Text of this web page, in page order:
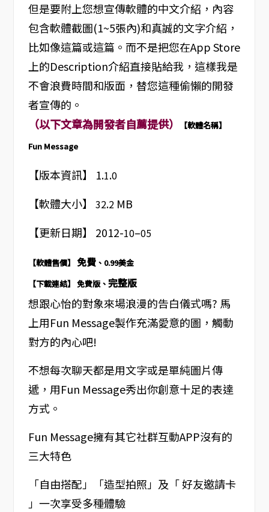
但是要附上您想宣傳軟體的中文介紹，內容
包含軟體截圖(1~5張內)和真誠的文字介紹，
比如像這篇或這篇。而不是把您在App Store
上的Description介紹直接貼給我，這樣我是
不會浪費時間和版面，替您這種偷懶的開發
者宣傳的。
（以下文章為開發者自薦提供）
【軟體名稱】
Fun Message
【版本資訊】 1.1.0
【軟體大小】 32.2MB
【更新日期】 2012-10–05
【軟體售價】 免費、0.99美金
【下載連結】 免費版、 完整版
想跟心怡的對象來場浪漫的告白儀式嗎? 馬
上用Fun Message製作充滿愛意的圖，觸動
對方的內心吧!
不想每次聊天都是用文字或是單純圖片傳
遞，用Fun Message秀出你創意十足的表達
方式。
Fun Message擁有其它社群互動APP沒有的
三大特色
「自由搭配」「造型拍照」及「 好友邀請卡
」一次享受多種體驗